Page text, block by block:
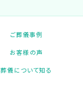
ご葬儀事例
お客様の声
葬儀について知る